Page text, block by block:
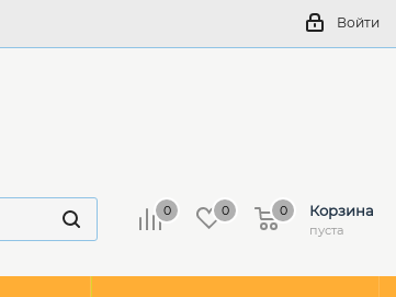
Войти
0 0 Корзина
пуста
0